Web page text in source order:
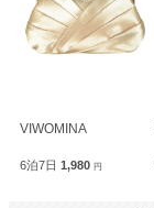
VIWOMINA
6泊7日 1,980 円